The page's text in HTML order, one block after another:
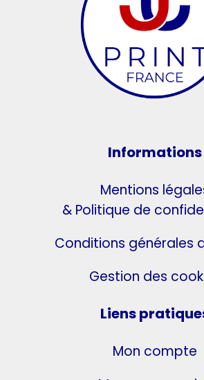
Informations
Mentions
& Politique de
Conditions générales
Gestion des
Liens
Mon compte